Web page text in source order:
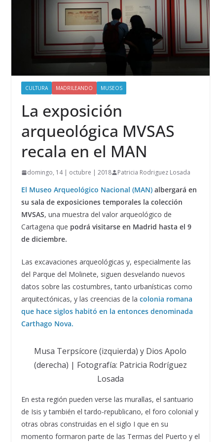
CULTURA MADRILEANDO MUSEOS
La exposición
arqueológica MVSAS
recala en el MAN
domingo, 14 | octubre | 2018 Patricia Rodriguez Losada
El Museo Arqueológico Nacional (MAN)albergará en
su sala de exposiciones temporales la colección
MVSAS, una muestra del valor arqueológico de
Cartagena que podrá visitarse en Madrid hasta el 9
de diciembre.
Las excavaciones arqueológicas y, especialmente las
del Parque del Molinete, siguen desvelando nuevos
datos sobre las costumbres, tanto urbanísticas como
arquitectónicas, y las creencias de la colonia romana
que hace siglos habitó en la entonces denominada
Carthago Nova.
Musa Terpsícore (izquierda) y Dios Apolo
(derecha) | Fotografía: Patricia Rodríguez
Losada
En esta región pueden verse las murallas, el santuario
de Isis y también el tardo-republicano, el foro colonial y
otras obras construidas en el siglo I que en su
momento formaron parte de las Termas del Puerto y el